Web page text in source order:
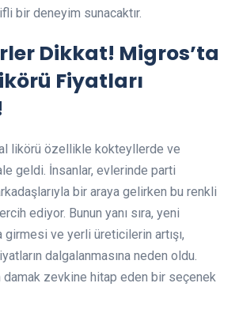
bir deneyim sunacaktır.
Dikkat! Migros’ta
Fiyatları
likörü özellikle kokteyllerde ve
geldi. İnsanlar, evlerinde parti
bir araya gelirken bu renkli
ediyor. Bunun yanı sıra, yeni
girmesi ve yerli üreticilerin artışı,
dalgalanmasına neden oldu.
damak zevkine hitap eden bir seçenek